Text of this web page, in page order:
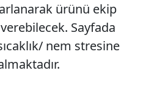
ürünü ekip
Sayfada
nem stresine